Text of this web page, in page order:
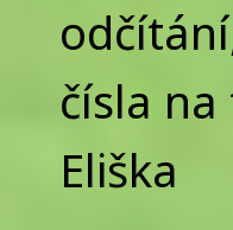
čísla
Eliška